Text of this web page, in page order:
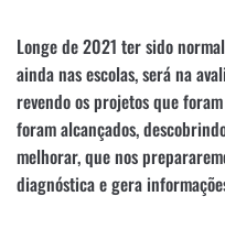
Longe de 2021 ter sido
ainda nas escolas, será na
revendo os projetos que
foram alcançados,
melhorar, que nos
diagnóstica e gera